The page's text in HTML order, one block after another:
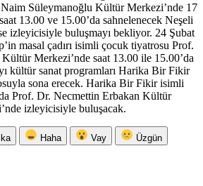
Süleymanoğlu Kültür Merkezi’nde 17
13.00 ve 15.00’da sahnelenecek Neşeli
izleyicisiyle buluşmayı bekliyor. 24 Şubat
masal çadırı isimli çocuk tiyatrosu Prof.
Merkezi’nde saat 13.00 ile 15.00’da
kültür sanat programları Harika Bir Fikir
sona erecek. Harika Bir Fikir isimli
Prof. Dr. Necmettin Erbakan Kültür
izleyicisiyle buluşacak.
Haha Vay Üzgün